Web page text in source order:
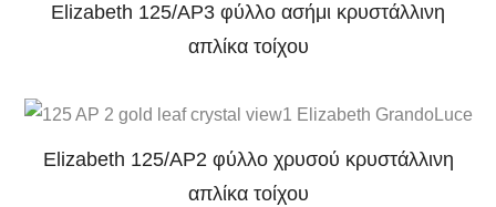
Elizabeth 125/AP3 φύλλο ασήμι κρυστάλλινη
απλίκα τοίχου
Elizabeth 125/AP2 φύλλο χρυσού κρυστάλλινη
απλίκα τοίχου